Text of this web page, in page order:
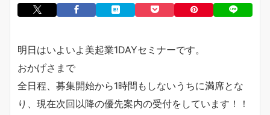
明日はいよいよ美起業1DAYセミナーです。
おかげさまで
全日程、募集開始から1時間もしないうちに満席とな
り、現在次回以降の優先案内の受付をしています！！